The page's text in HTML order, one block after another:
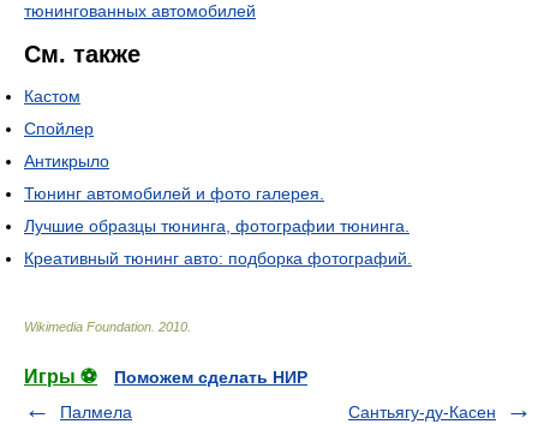
тюнингованных автомобилей
См. также
Кастом
Спойлер
Антикрыло
Тюнинг автомобилей и фото галерея.
Лучшие образцы тюнинга, фотографии тюнинга.
Креативный тюнинг авто: подборка фотографий.
Wikimedia Foundation 2010
Игры ⚽
Поможем сделать НИР
Палмела
Сантьягу-ду-Касен